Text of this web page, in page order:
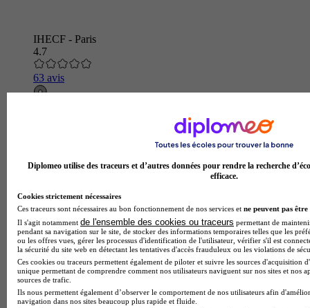
IHECF - Paris
4.7
63 avis
Diplomeo utilise des traceurs et d’autres données pour rendre la recherche
efficace.
Cookies strictement nécessaires
Ces traceurs sont nécessaires au bon fonctionnement de nos services et ne peuvent pas être
Il s'agit notamment de l'ensemble des cookies ou traceurs permettant de
pendant sa navigation sur le site, de stocker des informations temporaires telles que les
ou les offres vues, gérer les processus d'identification de l'utilisateur, vérifier s'il est
la sécurité du site web en détectant les tentatives d'accès frauduleux ou les violations de
Ces cookies ou traceurs permettent également de piloter et suivre les sources d'acquisition
unique permettant de comprendre comment nos utilisateurs naviguent sur nos sites et nos
sources de trafic.
Ils nous permettent également d’observer le comportement de nos utilisateurs afin
navigation dans nos sites beaucoup plus rapide et fluide.